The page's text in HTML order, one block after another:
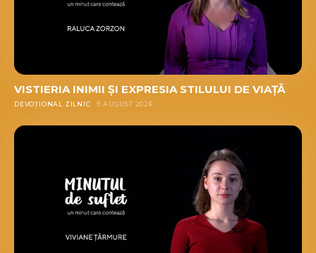
VISTIERIA INIMII ȘI EXPRESIA STILULUI DE VIAȚĂ
DEVOȚIONAL ZILNIC 9 AUGUST 2026